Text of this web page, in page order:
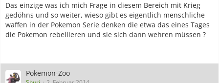
Das einzige was ich mich Frage in diesem Bereich mit Krieg
gedöhns und so weiter, wieso gibt es eigentlich menschliche
waffen in der Pokemon Serie denken die etwa das eines Tages
die Pokemon rebellieren und sie sich dann wehren müssen ?
Pokemon-Zoo